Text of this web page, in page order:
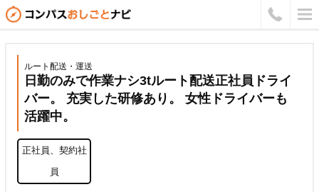
ルート配送・運送
日勤のみで作業ナシ3tルート配送正社員ドライ
バー。 充実した研修あり。 女性ドライバーも
活躍中。
正社員、契約社
員